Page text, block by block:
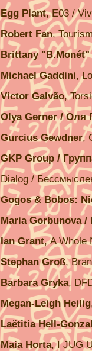
Egg Plant, E03 /
Robert Fan,
Brittany "B.Monét"
Michael Gaddini,
Victor Galvão,
Olya Gerner / Оля
Gurcius Gewdner,
GKP Group /
Dialog /
Gogos & Bobos:
Maria Gorbunova
Ian Grant, A Whole
Stephan Groß,
Barbara Gryka,
Megan-Leigh Heilig
Laëtitia Hell-
Maia Horta, I JUG